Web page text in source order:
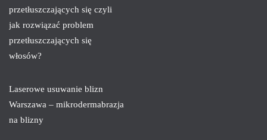
przetłuszczających się czyli
jak rozwiązać problem
przetłuszczających się
włosów?
Laserowe usuwanie blizn
Warszawa – mikrodermabrazja
na blizny